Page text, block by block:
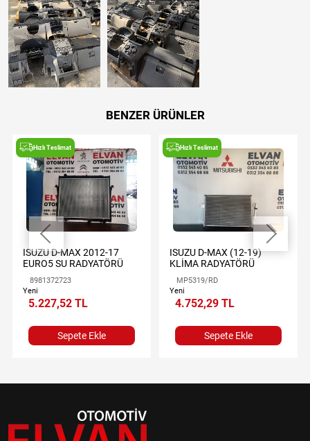
BENZER ÜRÜNLER
Hızlı Teslimat
ISUZU D-MAX 2012-17
EURO5 SU RADYATÖRÜ
8981372723
Yeni
5.227,52 TL
Sepete Ekle
Hızlı Teslimat
ISUZU D-MAX (12-19)
KLİMA RADYATÖRÜ
MP5319/RD
Yeni
4.752,29 TL
Sepete Ekle